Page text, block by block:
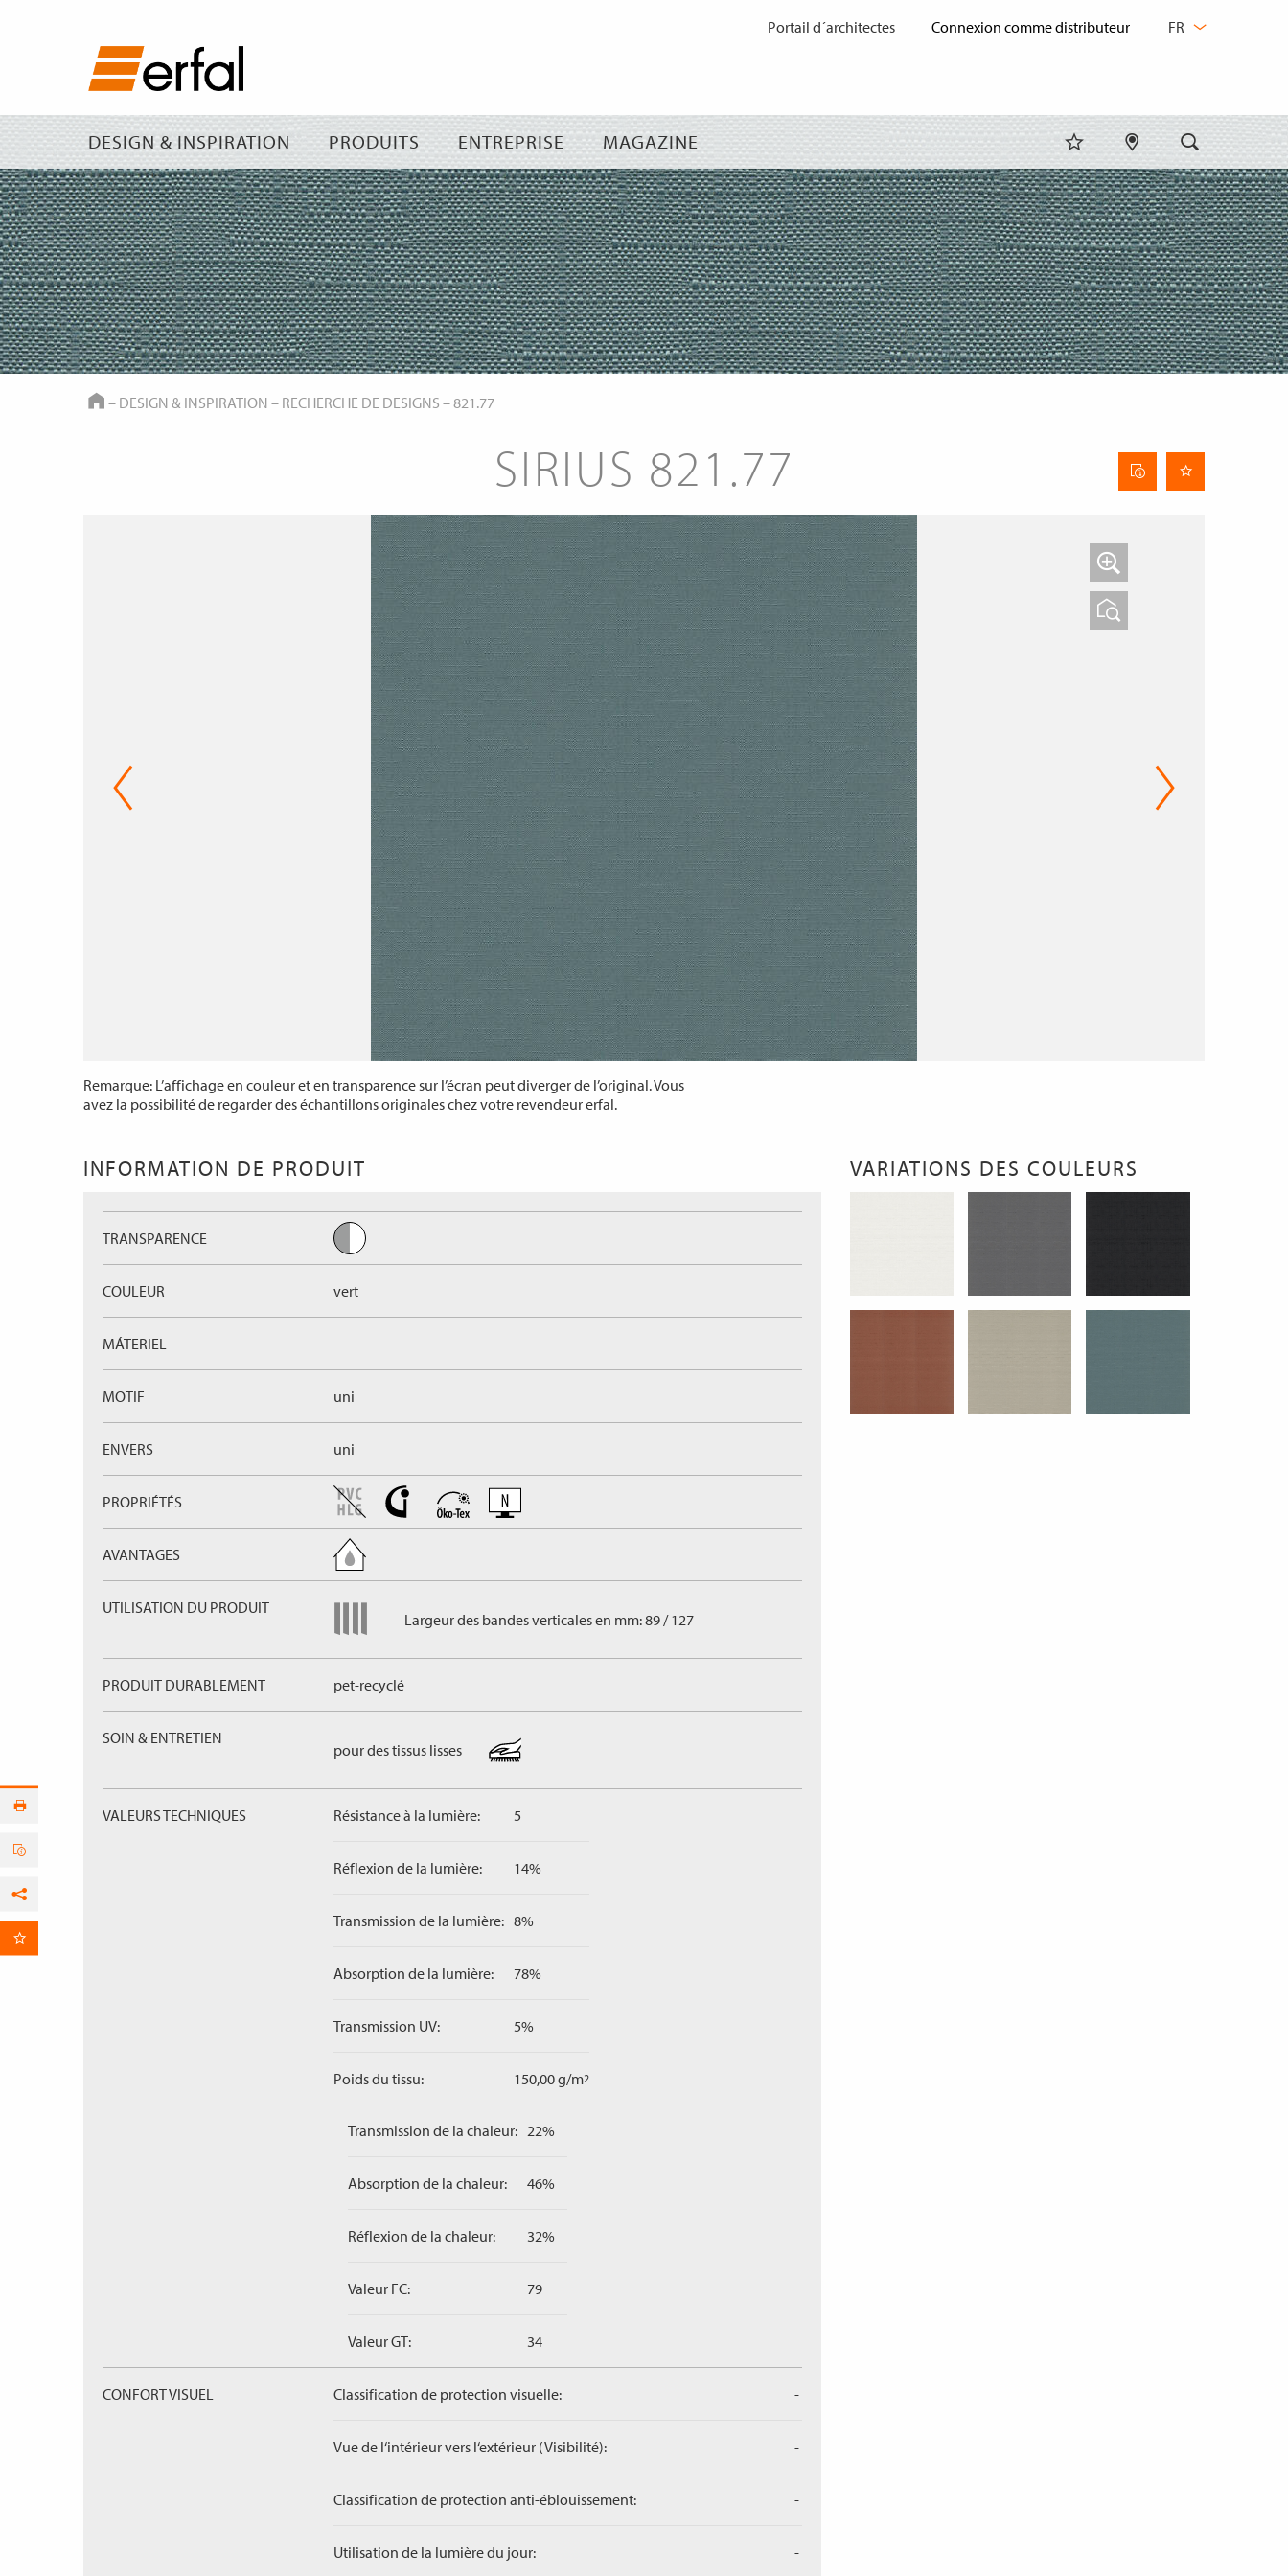
DESIGN & INSPIRATION PRODUITS ENTREPRISE MAGAZINE
Portail d´architectes FR
HOME
– DESIGN & INSPIRATION – RECHERCHE DE DESIGNS –821.77
SIRIUS 821.77
Fiche
technique
du tissu
Remarque: L’affichage en couleur et en transparence sur l’écran peut diverger de l’original. Vous
avez la possibilité de regarder des échantillons originales chez votre revendeur erfal.
INFORMATION DE PRODUIT
TRANSPARENCE
COULEUR vert
MÁTERIEL
MOTIF uni
ENVERS uni
PROPRIÉTÉS
AVANTAGES
UTILISATION DU PRODUIT
Largeur des bandes verticales en mm: 89 / 127
PRODUIT DURABLEMENT pet-recyclé
SOIN & ENTRETIEN
pour des tissus lisses
VALEURS TECHNIQUES Résistance à la lumière: 5
Réflexion de la lumière: 14%
Transmission de la lumière: 8%
Absorption de la lumière: 78%
Transmission UV: 5%
Poids du tissu: 150,00 g/m2
Transmission de la chaleur: 22%
Absorption de la chaleur: 46%
Réflexion de la chaleur: 32%
Valeur FC: 79
Valeur GT: 34
CONFORT VISUEL Classification de protection visuelle: -
Vue de l‘intérieur vers l‘extérieur (Visibilité): -
Classification de protection anti-éblouissement: -
Utilisation de la lumière du jour: -
VARIATIONS DES COULEURS